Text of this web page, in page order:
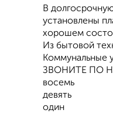
В
установлены
хорошем
Из бытовой
Коммунальные
ЗВОНИТЕ ПО
восемь
девять
один